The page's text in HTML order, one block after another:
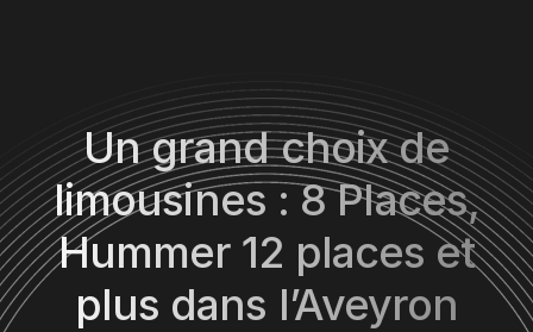
Un grand choix de
limousines : 8 Places,
Hummer 12 places et
plus dans l’Aveyron